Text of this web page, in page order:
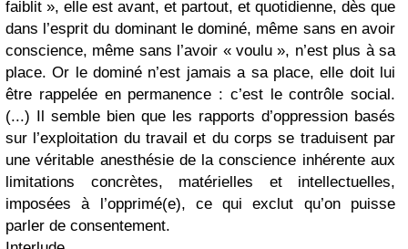
faiblit », elle est avant, et partout, et quotidienne, dès que
dans l’esprit du dominant le dominé, même sans en avoir
conscience, même sans l’avoir « voulu », n’est plus à sa
place. Or le dominé n’est jamais a sa place, elle doit lui
être rappelée en permanence : c’est le contrôle social.
(...) Il semble bien que les rapports d’oppression basés
sur l’exploitation du travail et du corps se traduisent par
une véritable anesthésie de la conscience inhérente aux
limitations concrètes, matérielles et intellectuelles,
imposées à l’opprimé(e), ce qui exclut qu’on puisse
parler de consentement.